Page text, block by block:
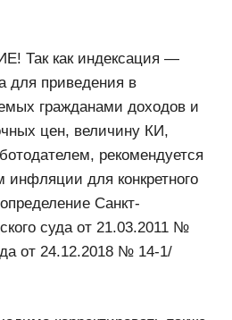
Так как индексация —
для приведения в
гражданами доходов и
цен, величину КИ,
рекомендуется
инфляции для конкретного
Санкт-
суда от 21.03.2011 №
от 24.12.2018 № 14-1/